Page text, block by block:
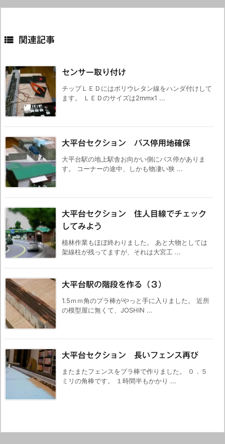
 関連記事
センサー取り付け
チップＬＥＤにはポリウレタン線をハンダ付けして
ます。 ＬＥＤのサイズは2mmx1 ...
大平台セクション バス停用地確保
大平台駅の地上駅舎お向かい側にバス停がありま
す。 コーナーの途中、しかも物凄い狭 ...
大平台セクション 住人目線でチェック
してみよう
植林作業もほぼ終わりました。 あと大物としては
架線柱が残ってますが、それは大宮工 ...
大平台駅の階段を作る（３）
1.5ｍｍ角のプラ棒がやっと手に入りました。 近所
の模型屋に無くて、JOSHIN ...
大平台セクション 長いフェンス再び
またまたフェンスをプラ棒で作りました。 ０．５
ミリの角棒です。 １時間半もかかり ...